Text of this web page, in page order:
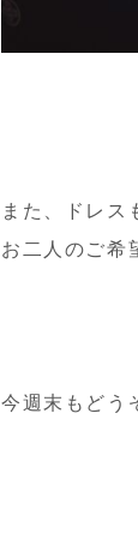
また、ドレス
お二人のご希
今週末もどう